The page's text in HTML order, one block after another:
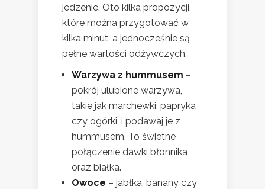
jedzenie. Oto kilka propozycji,
które można przygotować w
kilka minut, a jednocześnie są
pełne wartości odżywczych.
Warzywa z hummusem –
pokrój ulubione warzywa,
takie jak marchewki, papryka
czy ogórki, i podawaj je z
hummusem. To świetne
połączenie dawki błonnika
oraz białka.
Owoce – jabłka, banany czy